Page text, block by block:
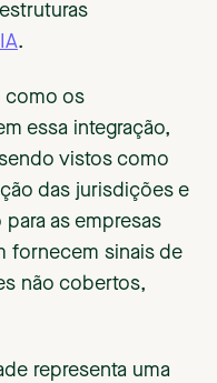
.
como os
essa integração,
vistos como
das jurisdições e
as empresas
fornecem sinais de
não cobertos,
representa uma